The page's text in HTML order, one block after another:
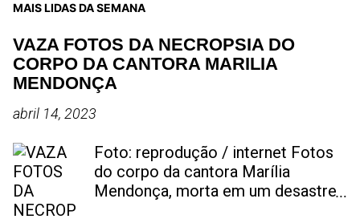
MAIS LIDAS DA SEMANA
VAZA FOTOS DA NECROPSIA DO
CORPO DA CANTORA MARILIA
MENDONÇA
abril 14, 2023
Foto: reprodução / internet Fotos
do corpo da cantora Marília
Mendonça, morta em um desastre